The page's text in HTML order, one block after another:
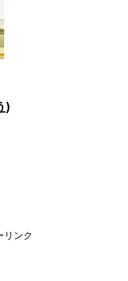
)
リンク